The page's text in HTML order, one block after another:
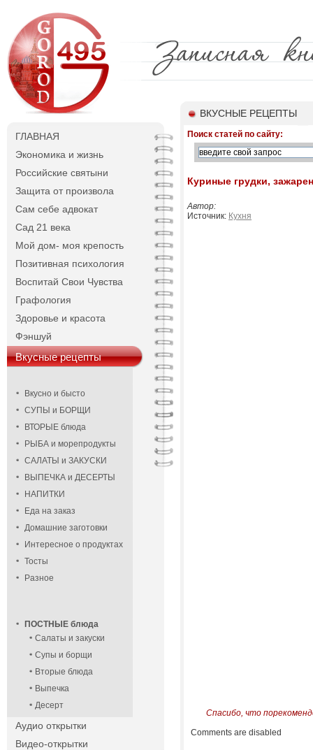
ГЛАВНАЯ
Экономика и жизнь
Российские святыни
Защита от произвола
Сам себе адвокат
Сад 21 века
Мой дом- моя крепость
Позитивная психология
Воспитай Свои Чувства
Графология
Здоровье и красота
Фэншуй
Вкусные рецепты
Вкусно и бысто
СУПЫ и БОРЩИ
ВТОРЫЕ блюда
РЫБА и морепродукты
САЛАТЫ и ЗАКУСКИ
ВЫПЕЧКА и ДЕСЕРТЫ
НАПИТКИ
Еда на заказ
Домашние заготовки
Интересное о продуктах
Тосты
Разное
ПОСТНЫЕ блюда
Салаты и закуски
Супы и борщи
Вторые блюда
Выпечка
Десерт
Аудио открытки
Видео-открытки
ВКУСНЫЕ РЕЦЕПТЫ
Поиск статей по сайту:
Куриные грудки,
Автор:
Источник: Кухня
Спасибо, что
Comments are disabled